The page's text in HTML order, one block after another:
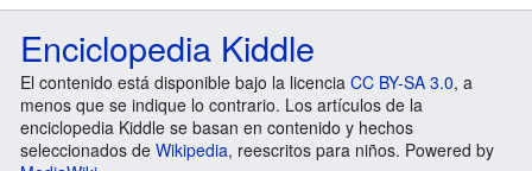
Enciclopedia Kiddle
El contenido está disponible bajo la licencia CC BY-SA 3.0, a
menos que se indique lo contrario. Los artículos de la
enciclopedia Kiddle se basan en contenido y hechos
seleccionados de Wikipedia, reescritos para niños. Powered by